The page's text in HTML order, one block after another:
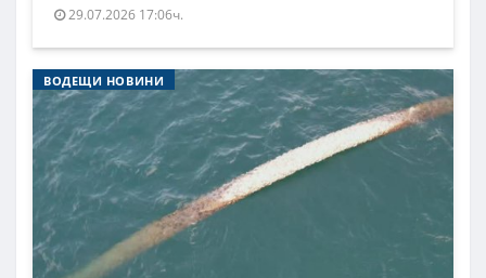
29.07.2026 17:06ч.
ВОДЕЩИ НОВИНИ